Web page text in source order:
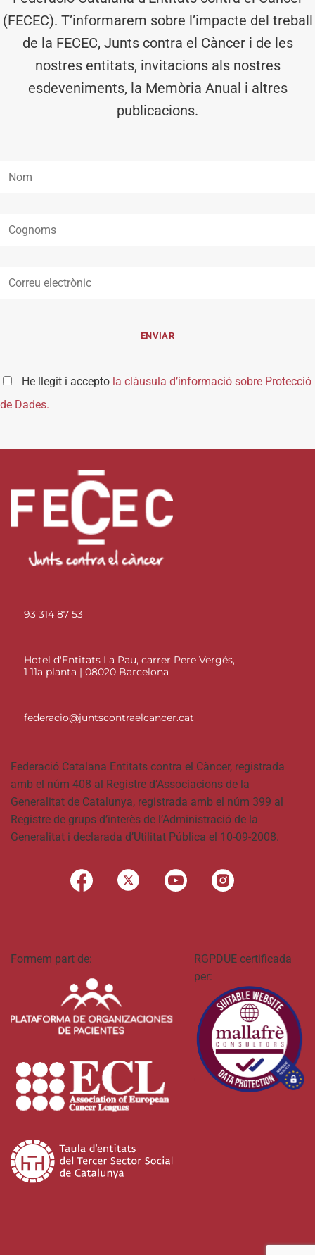
(FECEC). T’informarem sobre l’impacte del treball
de la FECEC, Junts contra el Càncer i de les
nostres entitats, invitacions als nostres
esdeveniments, la Memòria Anual i altres
publicacions.
He llegit i accepto la clàusula d’informació sobre Protecció
de Dades.
93 314 87 53
Hotel d'Entitats La Pau, carrer Pere Vergés,
1 11a planta | 08020 Barcelona
federacio@juntscontraelcancer.cat
Federació Catalana Entitats contra el Càncer, registrada
amb el núm 408 al Registre d’Associacions de la
Generalitat de Catalunya, registrada amb el núm 399 al
Registre de grups d’interès de l’Administració de la
Generalitat i declarada d’Utilitat Pública el 10-09-2008.
Formem part de:
RGPDUE certificada
per: